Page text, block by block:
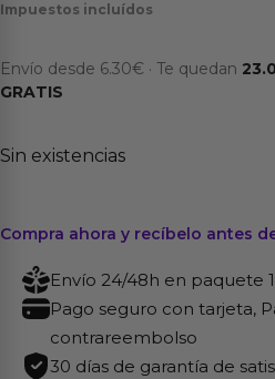
Impuestos incluídos
Envío desde 6.30€ · Te quedan
GRATIS
Sin existencias
Compra ahora y recíbelo antes
Envío 24/48h en paquete
Pago seguro con tarjeta,
contrareembolso
30 días de garantía de